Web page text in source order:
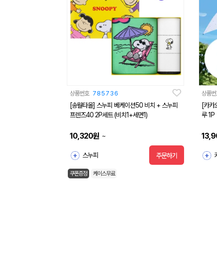
상품번호 785736
[송월타올] 스누피 베케이션50 비치 + 스누피
프렌즈40 2P세트 (비치1+세면1)
10,320원 ~
스누피 주문하기
쿠폰증정 케이스무료
상품
[카카
루 1P